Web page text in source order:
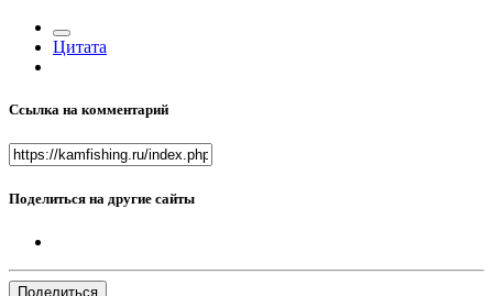
Цитата
Ссылка на комментарий
Поделиться на другие сайты
Поделиться